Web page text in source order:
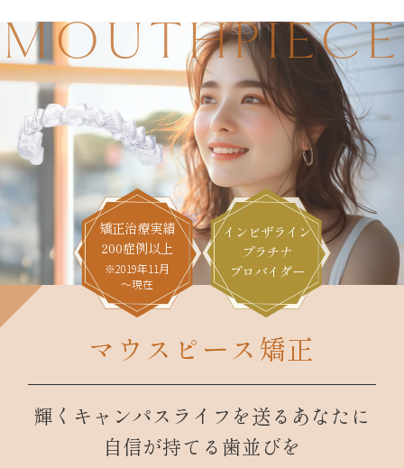
MOUTHPIECE
矯正治療実績
200症例以上
※2019年11月
～現在
インビザライン
プラチナ
プロバイダー
マウスピース矯正
輝くキャンパスライフを送るあなたに
自信が持てる歯並びを